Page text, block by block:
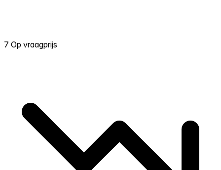
7 Op vraagprijs